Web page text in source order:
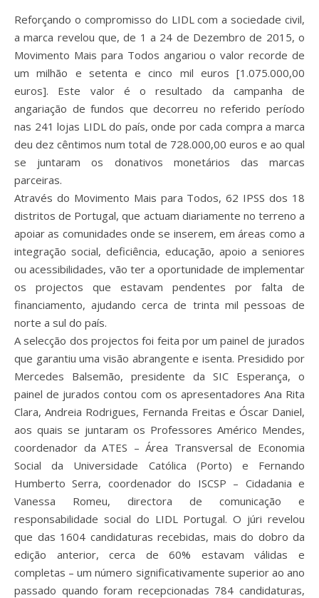
Reforçando o compromisso do LIDL com a sociedade civil,
a marca revelou que, de 1 a 24 de Dezembro de 2015, o
Movimento Mais para Todos angariou o valor recorde de
um milhão e setenta e cinco mil euros [1.075.000,00
euros]. Este valor é o resultado da campanha de
angariação de fundos que decorreu no referido período
nas 241 lojas LIDL do país, onde por cada compra a marca
deu dez cêntimos num total de 728.000,00 euros e ao qual
se juntaram os donativos monetários das marcas
parceiras.
Através do Movimento Mais para Todos, 62 IPSS dos 18
distritos de Portugal, que actuam diariamente no terreno a
apoiar as comunidades onde se inserem, em áreas como a
integração social, deficiência, educação, apoio a seniores
ou acessibilidades, vão ter a oportunidade de implementar
os projectos que estavam pendentes por falta de
financiamento, ajudando cerca de trinta mil pessoas de
norte a sul do país.
A selecção dos projectos foi feita por um painel de jurados
que garantiu uma visão abrangente e isenta. Presidido por
Mercedes Balsemão, presidente da SIC Esperança, o
painel de jurados contou com os apresentadores Ana Rita
Clara, Andreia Rodrigues, Fernanda Freitas e Óscar Daniel,
aos quais se juntaram os Professores Américo Mendes,
coordenador da ATES – Área Transversal de Economia
Social da Universidade Católica (Porto) e Fernando
Humberto Serra, coordenador do ISCSP – Cidadania e
Vanessa Romeu, directora de comunicação e
responsabilidade social do LIDL Portugal. O júri revelou
que das 1604 candidaturas recebidas, mais do dobro da
edição anterior, cerca de 60% estavam válidas e
completas – um número significativamente superior ao ano
passado quando foram recepcionadas 784 candidaturas,